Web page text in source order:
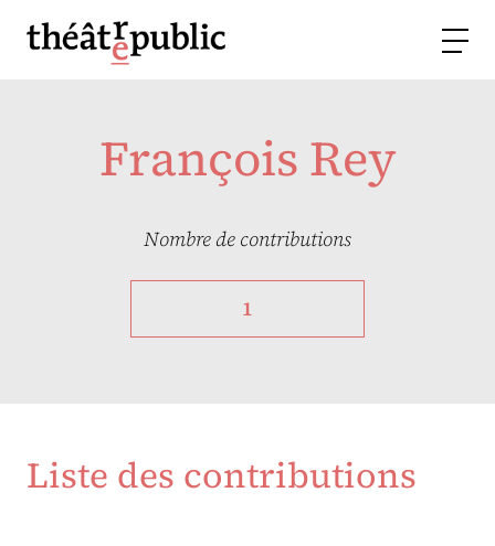
François Rey
Nombre de contributions
1
Liste des contributions